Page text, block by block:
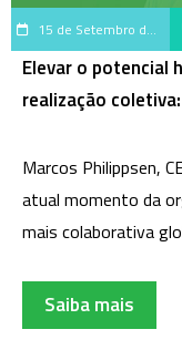
15 de Setembro de 2025
Elevar o potencial
realização
Marcos Philippsen,
atual momento da
mais colaborativa
Saiba mais